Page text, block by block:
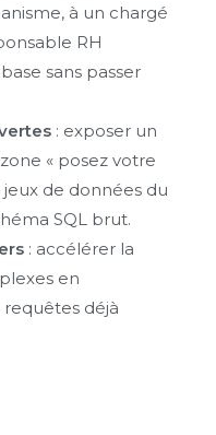
à un chargé
RH
sans passer
: exposer un
« posez votre
jeux de données du
SQL brut.
: accélérer la
en
requêtes déjà